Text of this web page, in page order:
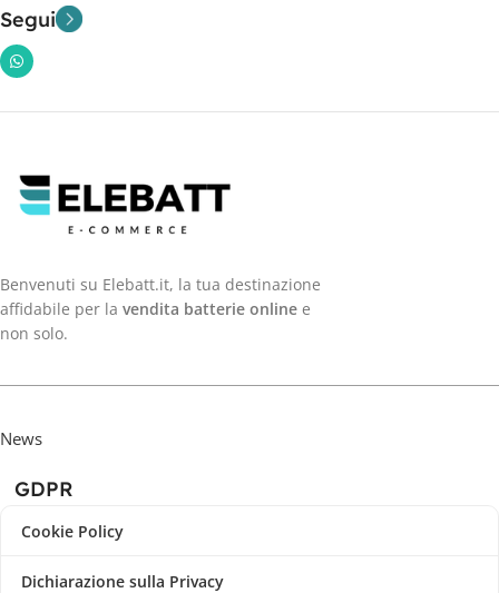
Segui
Benvenuti su Elebatt.it, la tua destinazione
affidabile per la vendita batterie online e
non solo.
News
GDPR
Cookie Policy
Dichiarazione sulla Privacy